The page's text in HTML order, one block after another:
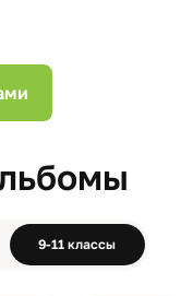
9-11 классы